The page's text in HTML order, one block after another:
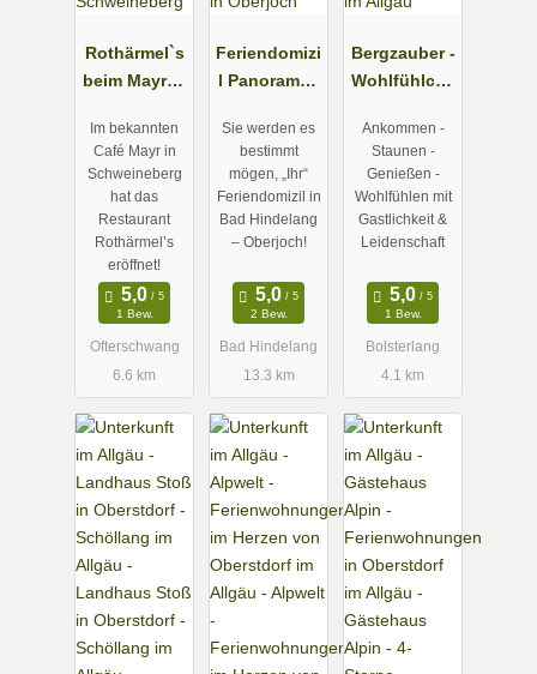
Rothärmel`s
beim Mayr in
g /
Schweineber
g
Im bekannten
Café Mayr in
Schweineberg
hat das
Restaurant
Rothärmel’s
eröffnet!
1 Bew.
Ofterschwang
6.6 km
Feriendomizi
l Panorama -
ungen in
Sie werden es
bestimmt
mögen, „Ihr“
Feriendomizil in
Bad Hindelang
– Oberjoch!
2 Bew.
Bad Hindelang
13.3 km
Bergzauber -
Wohlfühlcha
Bolsterlang
Ankommen -
Staunen -
Genießen -
Wohlfühlen mit
Gastlichkeit &
Leidenschaft
1 Bew.
Bolsterlang
4.1 km